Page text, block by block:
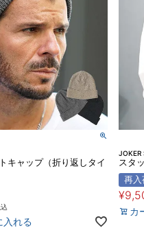
キャップ（折り返しタイ
入れる
JOKER
スタ
再入
¥
カ